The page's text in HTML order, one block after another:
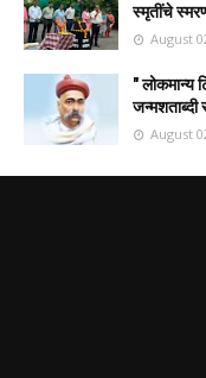
स्मृतींचे
August
" लोकमान्य
जन्मशताब्दी
August